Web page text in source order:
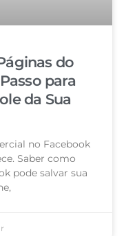
do
para
da Sua
no Facebook
Saber como
pode salvar sua